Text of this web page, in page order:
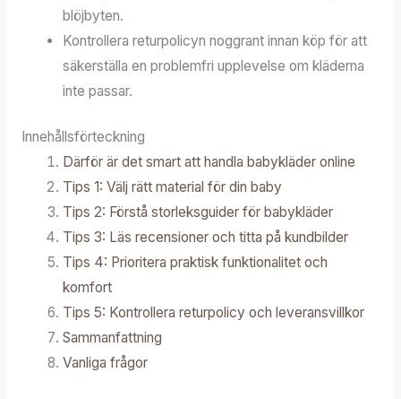
blöjbyten.
Kontrollera returpolicyn noggrant innan köp för att
säkerställa en problemfri upplevelse om kläderna
inte passar.
Innehållsförteckning
Därför är det smart att handla babykläder online
Tips 1: Välj rätt material för din baby
Tips 2: Förstå storleksguider för babykläder
Tips 3: Läs recensioner och titta på kundbilder
Tips 4: Prioritera praktisk funktionalitet och
komfort
Tips 5: Kontrollera returpolicy och leveransvillkor
Sammanfattning
Vanliga frågor